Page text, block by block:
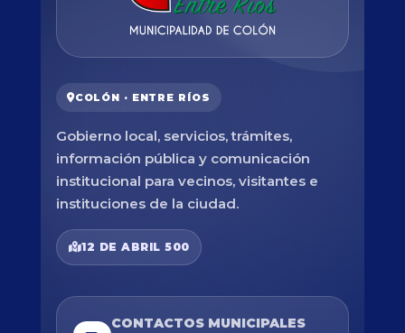
COLÓN · ENTRE RÍOS
Gobierno local, servicios, trámites,
información pública y comunicación
institucional para vecinos, visitantes e
instituciones de la ciudad.
12 DE ABRIL 500
CONTACTOS MUNICIPALES